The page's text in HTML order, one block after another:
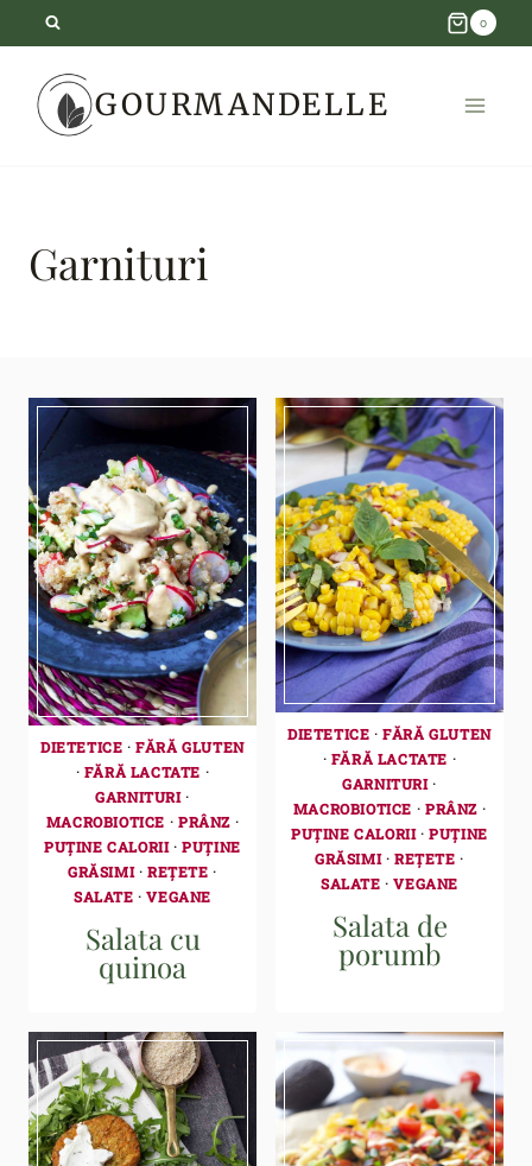
content
0
GOURMANDELLE
Garnituri
DIETETICE ·FĂRĂ GLUTEN
· FĂRĂ LACTATE ·
GARNITURI·
MACROBIOTICE · PRÂNZ·
PUȚINE CALORII·PUȚINE
GRĂSIMI·REȚETE ·
SALATE ·VEGANE
Salata cu
quinoa
DIETETICE ·FĂRĂ GLUTEN
· FĂRĂ LACTATE ·
GARNITURI·
MACROBIOTICE · PRÂNZ·
PUȚINE CALORII·PUȚINE
GRĂSIMI·REȚETE ·
SALATE ·VEGANE
Salata de
porumb